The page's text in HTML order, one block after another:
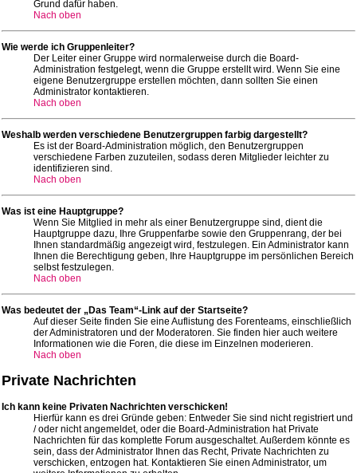
Grund dafür haben.
Nach oben
Wie werde ich Gruppenleiter?
Der Leiter einer Gruppe wird normalerweise durch die Board-
Administration festgelegt, wenn die Gruppe erstellt wird. Wenn Sie eine
eigene Benutzergruppe erstellen möchten, dann sollten Sie einen
Administrator kontaktieren.
Nach oben
Weshalb werden verschiedene Benutzergruppen farbig dargestellt?
Es ist der Board-Administration möglich, den Benutzergruppen
verschiedene Farben zuzuteilen, sodass deren Mitglieder leichter zu
identifizieren sind.
Nach oben
Was ist eine Hauptgruppe?
Wenn Sie Mitglied in mehr als einer Benutzergruppe sind, dient die
Hauptgruppe dazu, Ihre Gruppenfarbe sowie den Gruppenrang, der bei
Ihnen standardmäßig angezeigt wird, festzulegen. Ein Administrator kann
Ihnen die Berechtigung geben, Ihre Hauptgruppe im persönlichen Bereich
selbst festzulegen.
Nach oben
Was bedeutet der „Das Team“-Link auf der Startseite?
Auf dieser Seite finden Sie eine Auflistung des Forenteams, einschließlich
der Administratoren und der Moderatoren. Sie finden hier auch weitere
Informationen wie die Foren, die diese im Einzelnen moderieren.
Nach oben
Private Nachrichten
Ich kann keine Privaten Nachrichten verschicken!
Hierfür kann es drei Gründe geben: Entweder Sie sind nicht registriert und
/ oder nicht angemeldet, oder die Board-Administration hat Private
Nachrichten für das komplette Forum ausgeschaltet. Außerdem könnte es
sein, dass der Administrator Ihnen das Recht, Private Nachrichten zu
verschicken, entzogen hat. Kontaktieren Sie einen Administrator, um